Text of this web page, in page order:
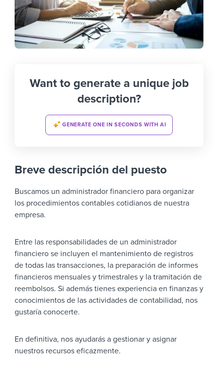
Want to generate a unique job
description?
GENERATE ONE IN SECONDS WITH AI
Breve descripción del puesto
Buscamos un administrador financiero para organizar
los procedimientos contables cotidianos de nuestra
empresa.
Entre las responsabilidades de un administrador
financiero se incluyen el mantenimiento de registros
de todas las transacciones, la preparación de informes
financieros mensuales y trimestrales y la tramitación de
reembolsos. Si además tienes experiencia en finanzas y
conocimientos de las actividades de contabilidad, nos
gustaría conocerte.
En definitiva, nos ayudarás a gestionar y asignar
nuestros recursos eficazmente.